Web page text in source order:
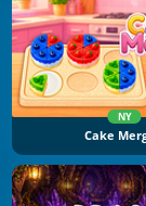
NY
Cake